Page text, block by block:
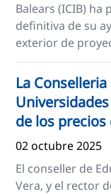
Balears (ICIB) ha
definitiva de su
exterior de
La
de los
02 octubre 2025
El conseller de
Vera, y el rector